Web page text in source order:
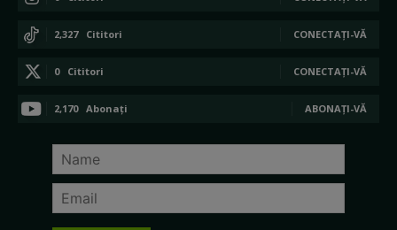
2,327 Cititori CONECTAȚI-VĂ
0 Cititori CONECTAȚI-VĂ
2,170 Abonați ABONAȚI-VĂ